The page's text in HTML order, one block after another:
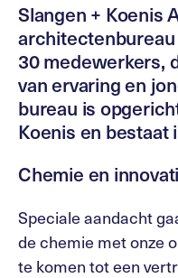
Slangen + Koenis
architectenbureau
30 medewerkers,
van ervaring en
bureau is
Koenis en bestaat
Chemie en
Speciale aandacht
de chemie met onze
te komen tot een